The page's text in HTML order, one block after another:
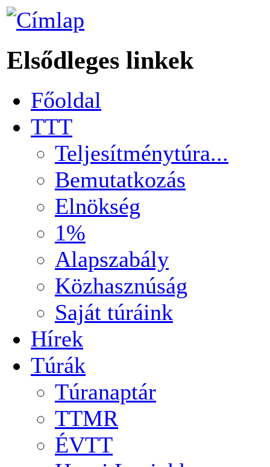
Elsődleges linkek
Főoldal
TTT
Teljesítménytúra...
Bemutatkozás
Elnökség
1%
Alapszabály
Közhasznúság
Saját túráink
Hírek
Túrák
Túranaptár
TTMR
ÉVTT